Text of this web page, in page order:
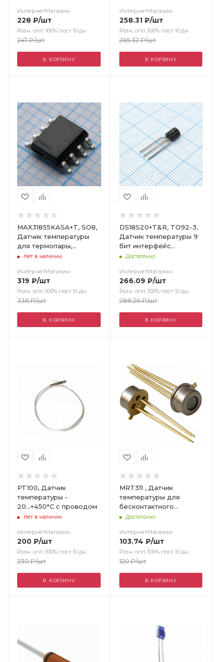
ИнтернетМагазин
228 ₽/шт
Розн. опл.:100% пост 10 дн.
247₽/шт
В КОРЗИНУ
ИнтернетМагазин
258.31₽/шт
Розн. опл.:100% пост 10 дн.
265.32₽/шт
В КОРЗИНУ
MAX31855KASA+T, SO8,
Датчик температуры
для термопары,
цифровой, ± 2°C, -200-
Нет в наличии
ИнтернетМагазин
319 ₽/шт
Розн. опл.:100% пост 10 дн.
336₽/шт
В КОРЗИНУ
DS18S20+T&R, TO92-3,
Датчик температуры 9
бит интерфейс
MicroLAN, точность
Достаточно
ИнтернетМагазин
266.09 ₽/шт
Розн. опл.:100% пост 10 дн.
288.26₽/шт
В КОРЗИНУ
PT100, Датчик
температуры -
20...+450°C с проводом
Нет в наличии
ИнтернетМагазин
200 ₽/шт
Розн. опл.:100% пост 10 дн.
230₽/шт
В КОРЗИНУ
MRT311 , Датчик
температуры для
бесконтактного
измерения
Достаточно
ИнтернетМагазин
103.74 ₽/шт
Розн. опл.:100% пост 10 дн.
120₽/шт
В КОРЗИНУ